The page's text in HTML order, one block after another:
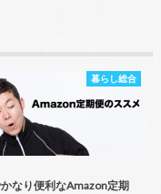
暮らし総合
なり便利なAmazon定期